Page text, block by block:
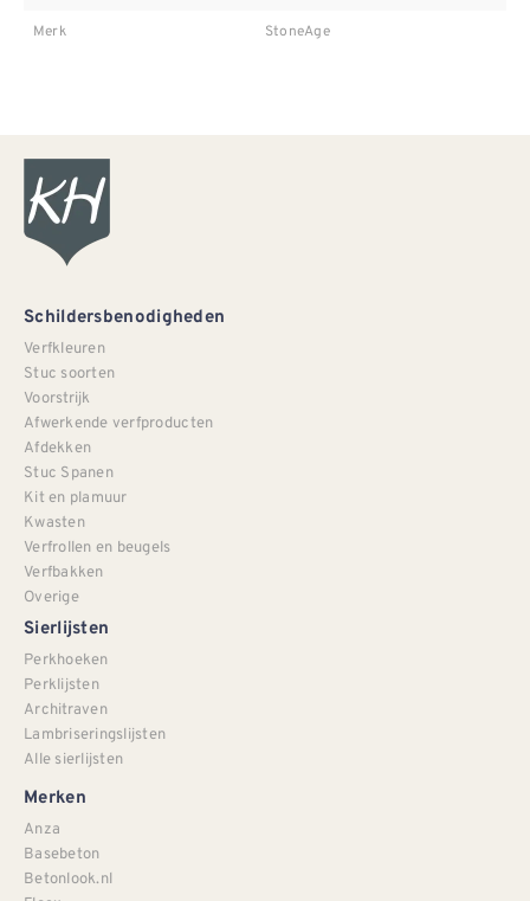
Merk StoneAge
Schildersbenodigheden
Verfkleuren
Stuc soorten
Voorstrijk
Afwerkende verfproducten
Afdekken
Stuc Spanen
Kit en plamuur
Kwasten
Verfrollen en beugels
Verfbakken
Overige
Sierlijsten
Perkhoeken
Perklijsten
Architraven
Lambriseringslijsten
Alle sierlijsten
Merken
Anza
Basebeton
Betonlook.nl